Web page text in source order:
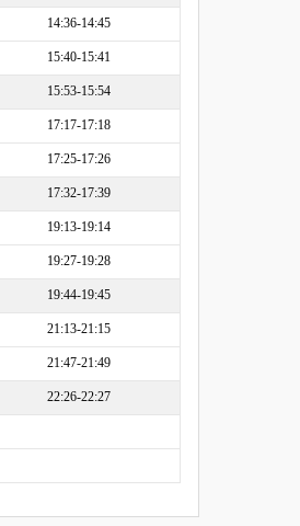
14:36-14:45
15:40-15:41
15:53-15:54
17:17-17:18
17:25-17:26
17:32-17:39
19:13-19:14
19:27-19:28
19:44-19:45
21:13-21:15
21:47-21:49
22:26-22:27